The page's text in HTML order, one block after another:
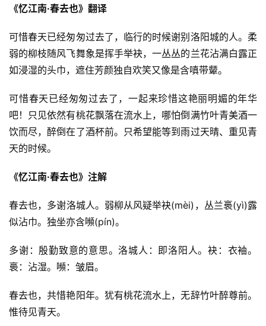
《忆江南·春去也》翻译
可惜春天已经匆匆过去了，临行的时候谢别洛阳城的人。柔
弱的柳枝随风飞舞象是挥手举袂，一丛丛的兰花沾满白露正
如浸湿的头巾，遮住芳颜独自欢笑又像是含嗔带颦。
可惜春天已经匆匆过去了，一起来珍惜这艳丽明媚的年华
吧！只见依然有桃花飘落在流水上，哪怕倒满竹叶青美酒一
饮而尽，醉倒在了酒杯前。只希望能等到雨过天晴、重见青
天的时候。
《忆江南·春去也》注解
春去也，多谢洛城人。弱柳从风疑举袂(mèi)，丛兰裛(yì)露
似沾巾。独坐亦含嚬(pín)。
多谢：殷勤致意的意思。洛城人：即洛阳人。袂：衣袖。
裛：沾湿。嚬：皱眉。
春去也，共惜艳阳年。犹有桃花流水上，无辞竹叶醉尊前。
惟待见青天。